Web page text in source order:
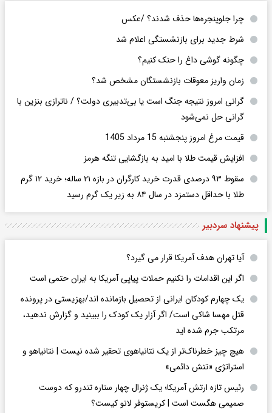
چرا جلوپنجره‌ها حذف شدند؟ /عکس
شرط جدید برای بازنشستگی اعلام شد
چگونه گوشی داغ را حنک کنیم؟
زمان واریز معوقات بازنشستگان مشخص شد؟
گرانی امروز نتیجه جنگ است یا بی‌تدبیری دولت؟ / ناترازی بنزین با
گرانی حل نمی‌شود
قیمت مرغ امروز پنجشنبه 15 مرداد 1405
افزایش قیمت طلا با امید به بازگشایی تنگه هرمز
سقوط ۹۳ درصدی قدرت خرید کارگران در بازه ۲۱ ساله؛ خرید ۱۲ گرم
طلا با حداقل دستمزد در سال ۸۴ به زیر یک گرم رسید
پیشنهاد سردبیر
آیا تهران هدف آمریکا قرار می گیرد؟
اگر این اقدامات را نکنیم حملات پیاپی آمریکا به ایران حتمی است
یک چهارم کودکان ایرانی از تحصیل بازمانده اند/بهزیستی در پرونده
قتل مهسا شاکی است/ اگر آزار یک کودک را ببینید و گزارش ندهید،
مرتکب جرم شده اید
هیچ چیز خطرناک‌تر از یک نتانیاهوی تحقیر شده نیست | نتانیاهو و
استراتژی «تنش دائمی»
رئیس تازه ارتش آمریکا؛ یک ژنرال چهار ستاره تندرو که دوست
صمیمی هگست است | کریستوفر لانو کیست؟